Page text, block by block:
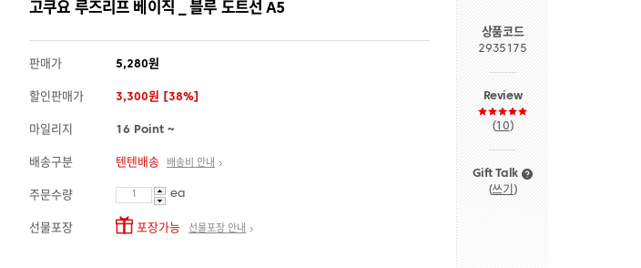
고쿠요 루즈리프 베이직 _ 블루 도트선 A5
판매가 5,280원
할인판매가 3,300원 [38%]
마일리지 16 Point ~
배송구분 텐텐배송 배송비 안내
주문수량 ea
선물포장 포장가능 선물포장 안내
상품코드
2935175
Review
(10)
Gift Talk
(쓰기 )